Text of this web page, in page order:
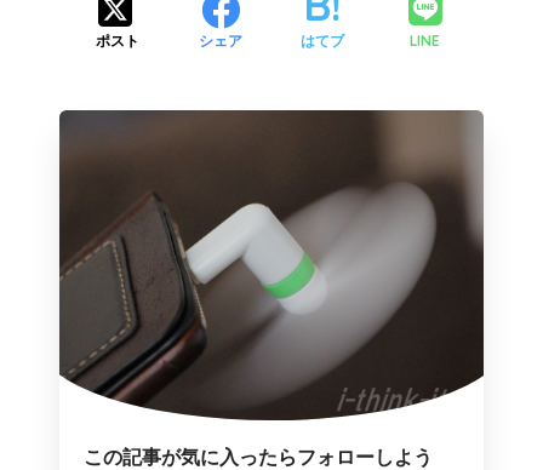
ポスト シェア はてブ LINE
この記事が気に入ったらフォローしよう